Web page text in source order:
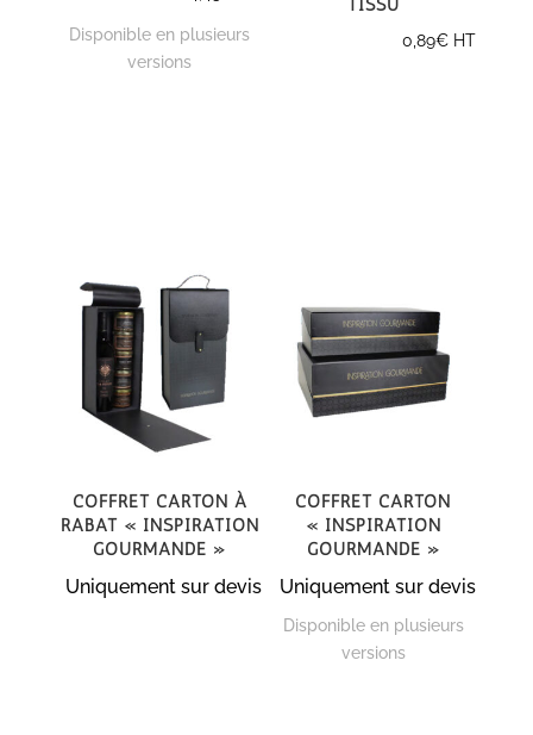
Disponible en plusieurs
versions
0,89€ HT
Coffret carton à
rabat « Inspiration
Gourmande »
Uniquement sur devis
Coffret carton
« Inspiration
Gourmande »
Uniquement sur devis
Disponible en plusieurs
versions